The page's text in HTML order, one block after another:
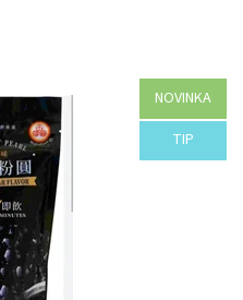
NOVINKA
TIP